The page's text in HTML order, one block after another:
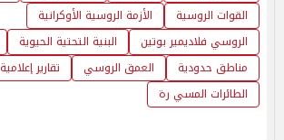
القوات الروسية
الأزمة الروسية الأوكرانية
الروسي فلاديمير بوتين
البنية التحتية الحيوية
مناطق حدودية
العمق الروسي
تقارير إعلامية
الطائرات المسي رة